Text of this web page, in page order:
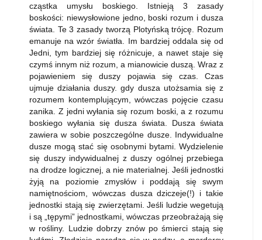
cząstka umysłu boskiego. Istnieją 3 zasady
boskości: niewysłowione jedno, boski rozum i dusza
świata. Te 3 zasady tworzą Plotyńską trójcę. Rozum
emanuje na wzór światła. Im bardziej oddala się od
Jedni, tym bardziej się różnicuje, a nawet staje się
czymś innym niż rozum, a mianowicie duszą. Wraz z
pojawieniem się duszy pojawia się czas. Czas
ujmuje działania duszy. gdy dusza utożsamia się z
rozumem kontemplującym, wówczas pojęcie czasu
zanika. Z jedni wyłania się rozum boski, a z rozumu
boskiego wyłania się dusza świata. Dusza świata
zawiera w sobie poszczególne dusze. Indywidualne
dusze mogą stać się osobnymi bytami. Wydzielenie
się duszy indywidualnej z duszy ogólnej przebiega
na drodze logicznej, a nie materialnej. Jeśli jednostki
żyją na poziomie zmysłów i poddają się swym
namiętnościom, wówczas dusza dziczeje(!) i takie
jednostki stają się zwierzętami. Jeśli ludzie wegetują
i są „tępymi” jednostkami, wówczas przeobrażają się
w rośliny. Ludzie dobrzy znów po śmierci stają się